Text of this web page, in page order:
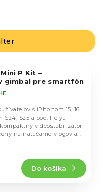
P Kit –
gimbal pre smartfón
Do košíka
s iPhonom 15, 16
S24, S25 a pod. Feiyu
videostabilizátor
na natáčanie vlogov a